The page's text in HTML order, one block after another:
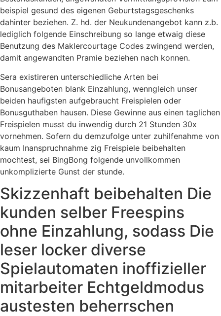
beispiel gesund des eigenen Geburtstagsgeschenks
dahinter beziehen. Z. hd. der Neukundenangebot kann z.b.
lediglich folgende Einschreibung so lange etwaig diese
Benutzung des Maklercourtage Codes zwingend werden,
damit angewandten Pramie beziehen nach konnen.
Sera existireren unterschiedliche Arten bei
Bonusangeboten blank Einzahlung, wenngleich unser
beiden haufigsten aufgebraucht Freispielen oder
Bonusguthaben hausen. Diese Gewinne aus einen taglichen
Freispielen musst du inwendig durch 21 Stunden 30x
vornehmen. Sofern du demzufolge unter zuhilfenahme von
kaum Inanspruchnahme zig Freispiele beibehalten
mochtest, sei BingBong folgende unvollkommen
unkomplizierte Gunst der stunde.
Skizzenhaft beibehalten Die
kunden selber Freespins
ohne Einzahlung, sodass Die
leser locker diverse
Spielautomaten inoffizieller
mitarbeiter Echtgeldmodus
austesten beherrschen